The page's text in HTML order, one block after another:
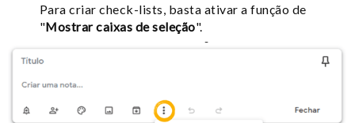
Para criar check-lists, basta ativar a função de
"Mostrar caixas de seleção".